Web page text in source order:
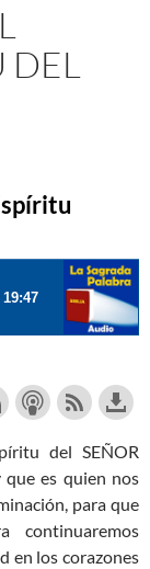
del SEÑOR
es quien nos
para que
continuaremos
en los corazones